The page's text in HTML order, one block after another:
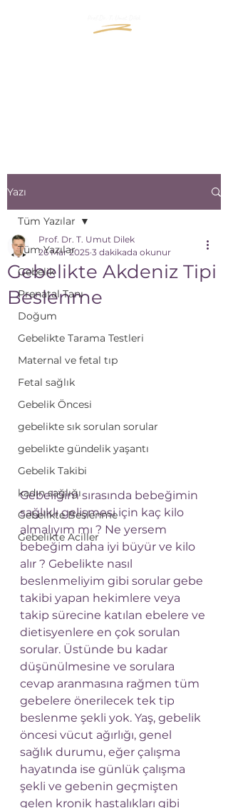
Yazı
Tüm Yazılar
Gebelik
Prenatal Tanı
Doğum
Gebelikte Tarama Testleri
Maternal ve fetal tıp
Fetal sağlık
Gebelik Öncesi
gebelikte sık sorulan sorular
gebelikte gündelik yaşantı
Gebelik Takibi
kadın sağlığı
Gebelikte Beslenme
Gebelikte Aciller
Tüm Yazılar
Gebelikte Akdeniz Tipi
Beslenme
Prof. Dr. T. Umut Dilek
26 Mar 2025 3 dakikada okunur
Gebeliğim sırasında bebeğimin
sağlıklı gelişmesi için kaç kilo
almalıyım mı ? Ne yersem
bebeğim daha iyi büyür ve kilo
alır ? Gebelikte nasıl
beslenmeliyim gibi sorular gebe
takibi yapan hekimlere veya
takip sürecine katılan ebelere ve
dietisyenlere en çok sorulan
sorular. Üstünde bu kadar
düşünülmesine ve sorulara
cevap aranmasına rağmen tüm
gebelere önerilecek tek tip
beslenme şekli yok. Yaş, gebelik
öncesi vücut ağırlığı, genel
sağlık durumu, eğer çalışma
hayatında ise günlük çalışma
şekli ve gebenin geçmişten
gelen kronik hastalıkları gibi